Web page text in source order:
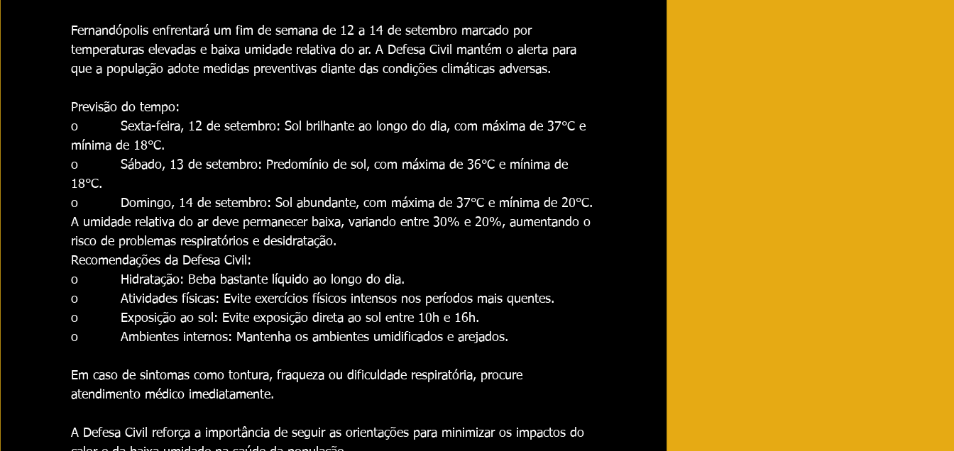
Fernandópolis enfrentará um fim de semana de 12 a 14 de setembro marcado por
temperaturas elevadas e baixa umidade relativa do ar. A Defesa Civil mantém o alerta para
que a população adote medidas preventivas diante das condições climáticas adversas.
Previsão do tempo:
o          Sexta-feira, 12 de setembro: Sol brilhante ao longo do dia, com máxima de 37°C e
mínima de 18°C.
o          Sábado, 13 de setembro: Predomínio de sol, com máxima de 36°C e mínima de
18°C.
o          Domingo, 14 de setembro: Sol abundante, com máxima de 37°C e mínima de 20°C.
A umidade relativa do ar deve permanecer baixa, variando entre 30% e 20%, aumentando o
risco de problemas respiratórios e desidratação.
Recomendações da Defesa Civil:
o          Hidratação: Beba bastante líquido ao longo do dia.
o          Atividades físicas: Evite exercícios físicos intensos nos períodos mais quentes.
o          Exposição ao sol: Evite exposição direta ao sol entre 10h e 16h.
o          Ambientes internos: Mantenha os ambientes umidificados e arejados.
Em caso de sintomas como tontura, fraqueza ou dificuldade respiratória, procure
atendimento médico imediatamente.
A Defesa Civil reforça a importância de seguir as orientações para minimizar os impactos do